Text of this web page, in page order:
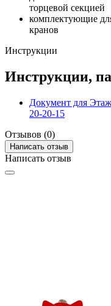
торцевой секцией
комплектующие
кранов
Инструкции
Инструкции,
Документ для
20-20-15
Отзывов (0)
Написать отзыв
Написать отзыв